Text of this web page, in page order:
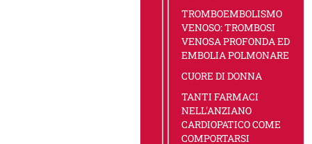
TROMBOEMBOLISMO
VENOSO: TROMBOSI
VENOSA PROFONDA ED
EMBOLIA POLMONARE
CUORE DI DONNA
TANTI FARMACI
NELL'ANZIANO
CARDIOPATICO COME
COMPORTARSI